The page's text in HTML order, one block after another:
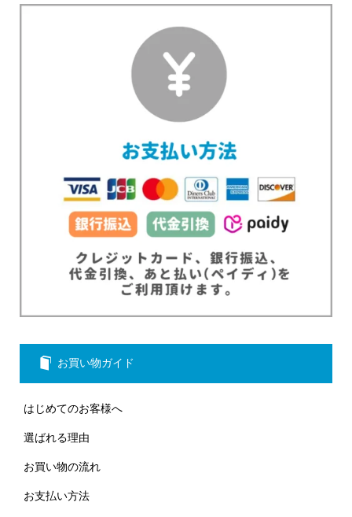
お買い物ガイド
はじめてのお客様へ
選ばれる理由
お買い物の流れ
お支払い方法